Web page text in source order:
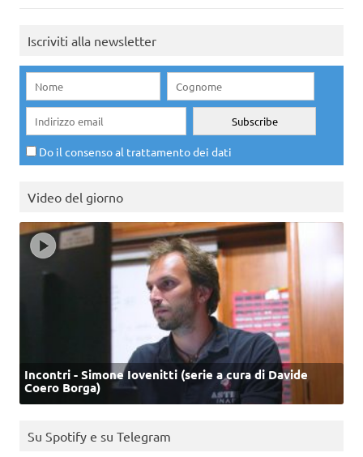
Iscriviti alla newsletter
Do il consenso al trattamento dei dati
Video del giorno
Incontri - Simone Iovenitti (serie a cura di Davide
Coero Borga)
Su Spotify e su Telegram